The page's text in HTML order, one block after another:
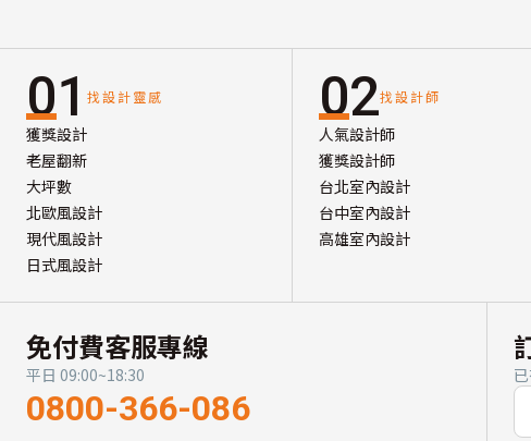
01 找設計靈感
獲獎設計
老屋翻新
大坪數
北歐風設計
現代風設計
日式風設計
02找設計師
人氣設計師
獲獎設計師
台北室內設計
台中室內設計
高雄室內設計
免付費客服專線
平日 09:00~18:30
0800-366-086